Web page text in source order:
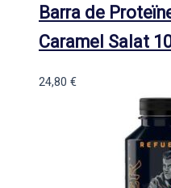
Barra de
Caramel Salat
24,80 €